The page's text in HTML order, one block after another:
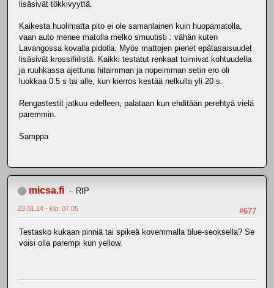
lisäsivät tökkivyyttä.
Kaikesta huolimatta pito ei ole samanlainen kuin huopamatolla,
vaan auto menee matolla melko smuutisti : vähän kuten
Lavangossa kovalla pidolla. Myös mattojen pienet epätasaisuudet
lisäsivät krossifiilistä. Kaikki testatut renkaat toimivat kohtuudella
ja ruuhkassa ajettuna hitaimman ja nopeimman setin ero oli
luokkaa 0.5 s tai alle, kun kierros kestää nelkulla yli 20 s.
Rengastestit jatkuu edelleen, palataan kun ehditään perehtyä vielä
paremmin.
Samppa
micsa.fi RIP
#677
23.01.14 - klo: 07.05
Testasko kukaan pinniä tai spikeä kovemmalla blue-seoksella? Se
voisi olla parempi kun yellow.